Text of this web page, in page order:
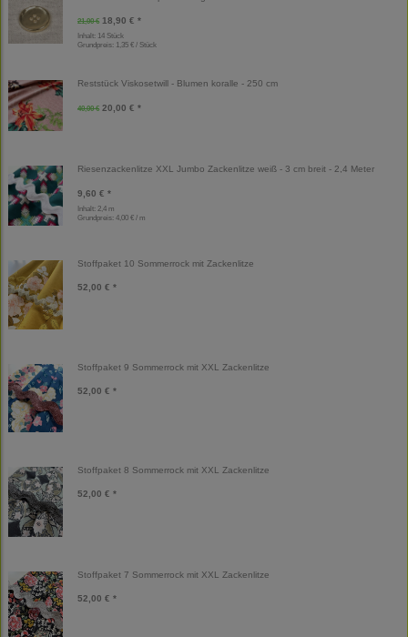
21,00 € 18,90 € *
Inhalt: 14 Stück
Grundpreis: 1,35 € / Stück
Reststück Viskosetwill - Blumen koralle - 250 cm
40,00 € 20,00 € *
Riesenzackenlitze XXL Jumbo Zackenlitze weiß - 3 cm breit - 2,4 Meter
9,60 € *
Inhalt: 2,4 m
Grundpreis: 4,00 € / m
Stoffpaket 10 Sommerrock mit Zackenlitze
52,00 € *
Stoffpaket 9 Sommerrock mit XXL Zackenlitze
52,00 € *
Stoffpaket 8 Sommerrock mit XXL Zackenlitze
52,00 € *
Stoffpaket 7 Sommerrock mit XXL Zackenlitze
52,00 € *